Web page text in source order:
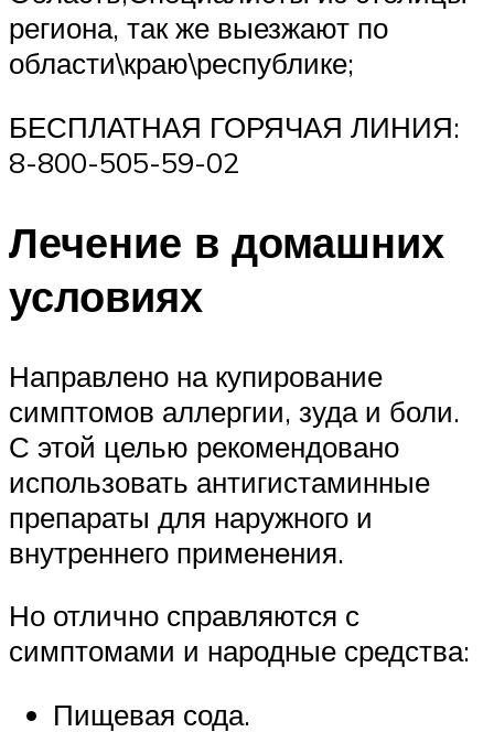
региона, так же выезжают по
области\краю\республике;
БЕСПЛАТНАЯ ГОРЯЧАЯ ЛИНИЯ:
8-800-505-59-02
Лечение в домашних
условиях
Направлено на купирование
симптомов аллергии, зуда и боли.
С этой целью рекомендовано
использовать антигистаминные
препараты для наружного и
внутреннего применения.
Но отлично справляются с
симптомами и народные средства:
Пищевая сода.